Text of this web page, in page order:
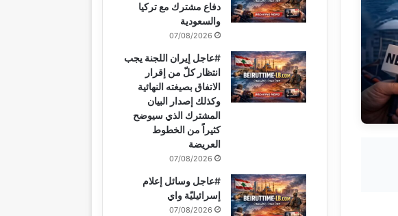
ت
دفاع مشترك مع تركيا
والسعودية
07/08/2026
#عاجل إيران اللجنة يجب
انتظار كلّ من إقرار
الاتفاق بصيغته النهائية
وكذلك إصدار البيان
المشترك الذي سيوضح
كثيراً من الخطوط
العريضة
07/08/2026
#عاجل وسائل إعلام
إسرائيليّة واي
07/08/2026